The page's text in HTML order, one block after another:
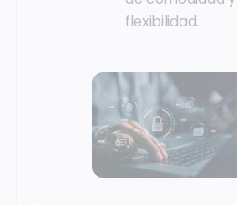
flexibilidad.